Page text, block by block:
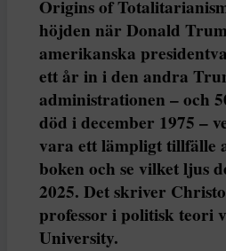
Origins of
höjden när Donald
amerikanska
ett år in i den andra
administrationen – och
död i december 1975 –
vara ett lämpligt tillfälle
boken och se vilket ljus
2025. Det skriver
professor i politisk teori
University.